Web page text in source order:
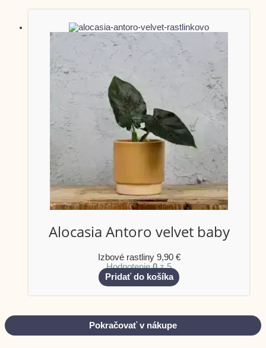
Alocasia Antoro velvet baby
Izbové rastliny 9,90 €
Hodnotenie0z 5
Pridať do košíka
Pokračovať v nákupe